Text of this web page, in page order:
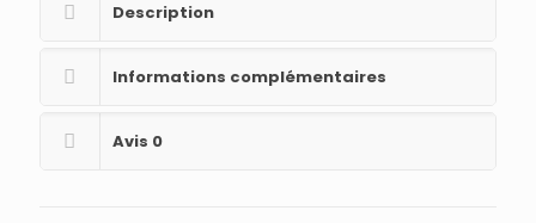
Description
Informations complémentaires
Avis 0